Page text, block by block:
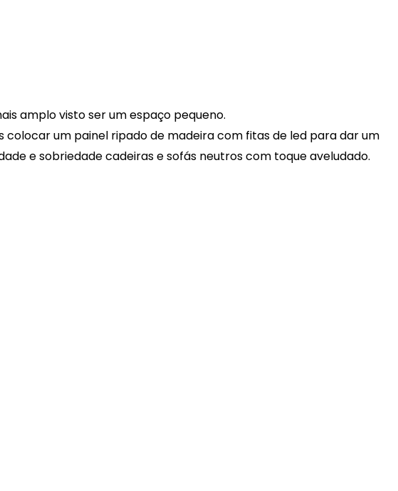
amplo visto ser um espaço pequeno.
colocar um painel ripado de madeira com fitas de led para dar um
e sobriedade cadeiras e sofás neutros com toque aveludado.